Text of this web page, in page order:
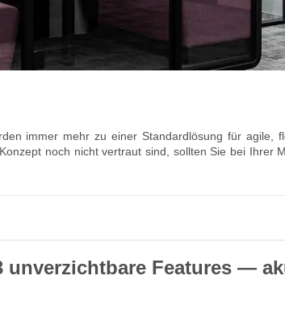
immer mehr zu einer Standardlösung für agile,
noch nicht vertraut sind, sollten Sie bei Ihrer
unverzichtbare Features —